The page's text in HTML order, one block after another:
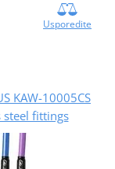
Usporedite
KAW-10005CS
steel fittings